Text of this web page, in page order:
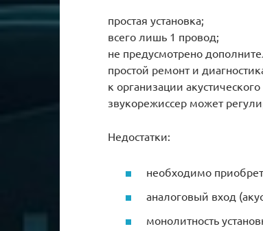
простая установка;
всего лишь 1 провод;
не предусмотрено
простой ремонт и
к организации
звукорежиссер может
Недостатки:
необходимо
аналоговый вход
монолитность